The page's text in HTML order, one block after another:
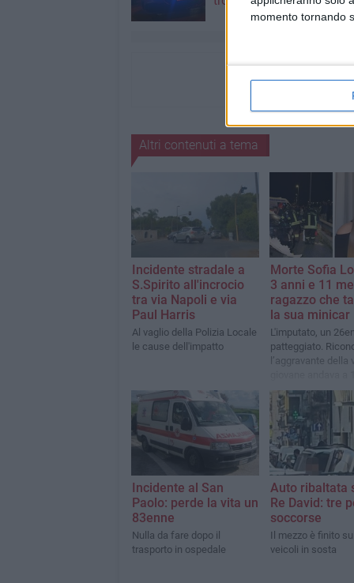
momento tornando
Altri contenuti a tema
Incidente stradale a
S.Spirito all'incrocio
tra via Napoli e via
Paul Harris
Al vaglio della Polizia Locale
le cause dell'impatto
Morte Sofia
3 anni e 11
ragazzo che
la sua minicar
L'imputato, un
patteggiato.
l’aggravante della
chilometri invece
Incidente al San
Paolo: perde la vita un
83enne
Nulla da fare dopo il
trasporto in ospedale
Auto ribaltata
Re David: tre
soccorse
Il mezzo è finito
veicoli in sosta